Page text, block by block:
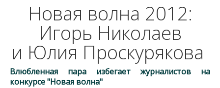
Новая волна 2012:
Игорь Николаев
и Юлия Проскурякова
Влюбленная пара избегает журналистов на
конкурсе "Новая волна"